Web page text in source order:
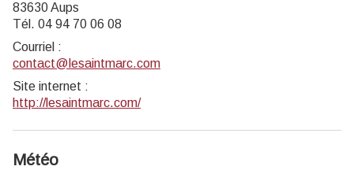
83630 Aups
Tél. 04 94 70 06 08
Courriel :
contact@lesaintmarc.com
Site internet :
http://lesaintmarc.com/
Météo